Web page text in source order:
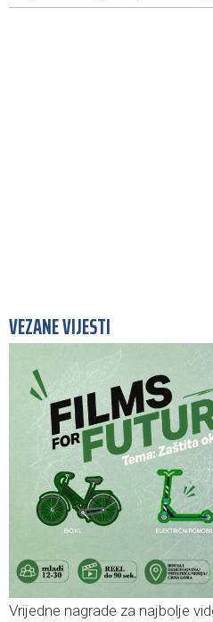
VEZANE VIJESTI
Vrijedne nagrade za najbolje